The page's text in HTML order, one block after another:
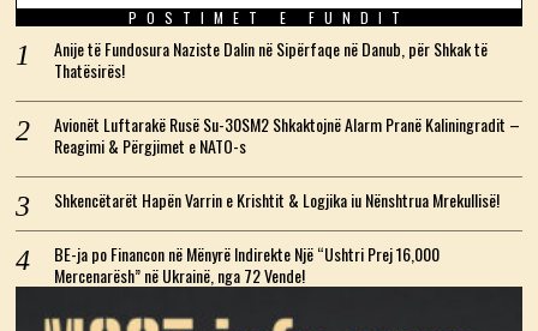
POSTIMET E FUNDIT
Anije të Fundosura Naziste Dalin në Sipërfaqe në Danub, për Shkak të
Thatësirës!
Avionët Luftarakë Rusë Su-30SM2 Shkaktojnë Alarm Pranë Kaliningradit –
Reagimi & Përgjimet e NATO-s
Shkencëtarët Hapën Varrin e Krishtit & Logjika iu Nënshtrua Mrekullisë!
BE-ja po Financon në Mënyrë Indirekte Një “Ushtri Prej 16,000
Mercenarësh” në Ukrainë, nga 72 Vende!